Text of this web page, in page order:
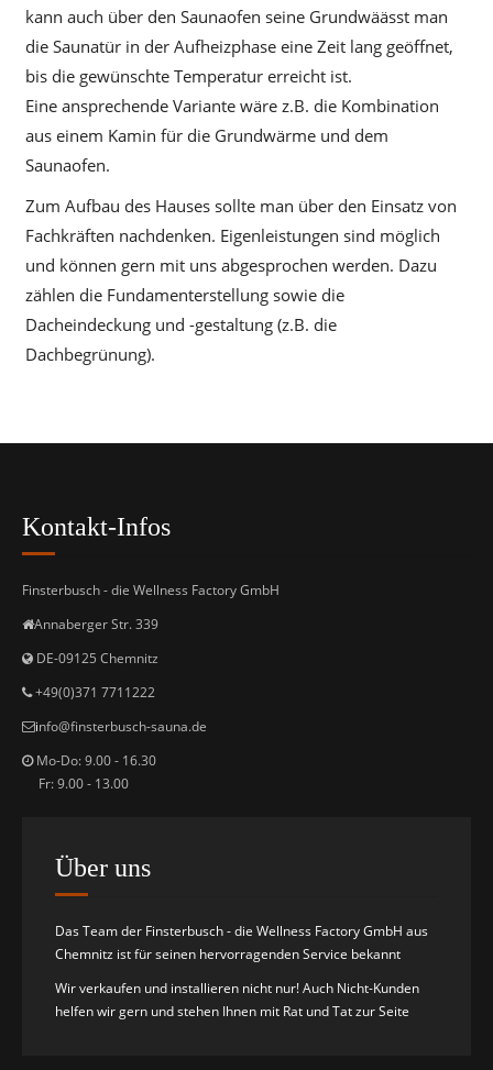
kann auch über den Saunaofen seine Grundwäässt man
die Saunatür in der Aufheizphase eine Zeit lang geöffnet,
bis die gewünschte Temperatur erreicht ist.
Eine ansprechende Variante wäre z.B. die Kombination
aus einem Kamin für die Grundwärme und dem
Saunaofen.
Zum Aufbau des Hauses sollte man über den Einsatz von
Fachkräften nachdenken. Eigenleistungen sind möglich
und können gern mit uns abgesprochen werden. Dazu
zählen die Fundamenterstellung sowie die
Dacheindeckung und -gestaltung (z.B. die
Dachbegrünung).
Kontakt-Infos
Finsterbusch - die Wellness Factory GmbH
Annaberger Str. 339
DE-09125 Chemnitz
+49(0)371 7711222
info@finsterbusch-sauna.de
Mo-Do: 9.00 - 16.30
Fr: 9.00 - 13.00
Über uns
Das Team der Finsterbusch - die Wellness Factory GmbH aus
Chemnitz ist für seinen hervorragenden Service bekannt
Wir verkaufen und installieren nicht nur! Auch Nicht-Kunden
helfen wir gern und stehen Ihnen mit Rat und Tat zur Seite